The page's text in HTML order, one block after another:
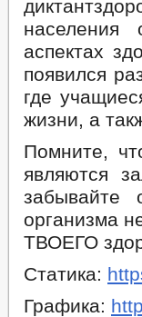
населения
аспектах
появился
где
жизни, а
Помните,
являются
забывайте
организма
ТВОЕГО
Статика:
Графика: